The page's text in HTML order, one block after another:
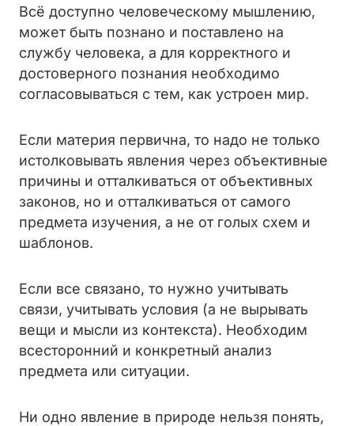
Всё доступно человеческому мышлению,
может быть познано и поставлено на
службу человека, а для корректного и
достоверного познания необходимо
согласовываться с тем, как устроен мир.
Если материя первична, то надо не только
истолковывать явления через объективные
причины и отталкиваться от объективных
законов, но и отталкиваться от самого
предмета изучения, а не от голых схем и
шаблонов.
Если все связано, то нужно учитывать
связи, учитывать условия (а не вырывать
вещи и мысли из контекста). Необходим
всесторонний и конкретный анализ
предмета или ситуации.
Ни одно явление в природе нельзя понять,